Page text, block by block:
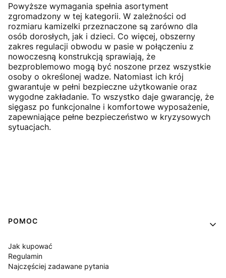
Powyższe wymagania spełnia asortyment
zgromadzony w tej kategorii. W zależności od
rozmiaru kamizelki przeznaczone są zarówno dla
osób dorosłych, jak i dzieci. Co więcej, obszerny
zakres regulacji obwodu w pasie w połączeniu z
nowoczesną konstrukcją sprawiają, że
bezproblemowo mogą być noszone przez wszystkie
osoby o określonej wadze. Natomiast ich krój
gwarantuje w pełni bezpieczne użytkowanie oraz
wygodne zakładanie. To wszystko daje gwarancję, że
sięgasz po funkcjonalne i komfortowe wyposażenie,
zapewniające pełne bezpieczeństwo w kryzysowych
sytuacjach.
Linki w stopce
POMOC
Jak kupować
Regulamin
Najczęściej zadawane pytania